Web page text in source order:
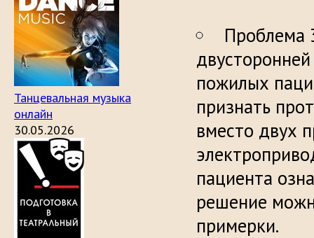
Танцевальная музыка
онлайн
30.05.2026
Проблема
пожилых
признать
вместо двух
пациента
решение
примерки.